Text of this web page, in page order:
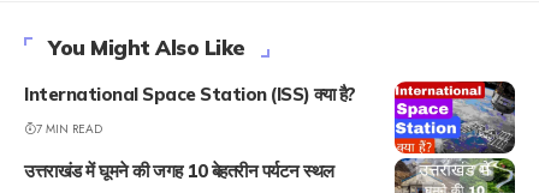
You Might Also Like
International Space Station (ISS) क्या है?
7 MIN READ
उत्तराखंड में घूमने की जगह 10 बेहतरीन पर्यटन स्थल